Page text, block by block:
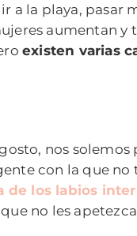
a la playa,
aumentan y
existen varias
nos
con la que
de los labios
no les